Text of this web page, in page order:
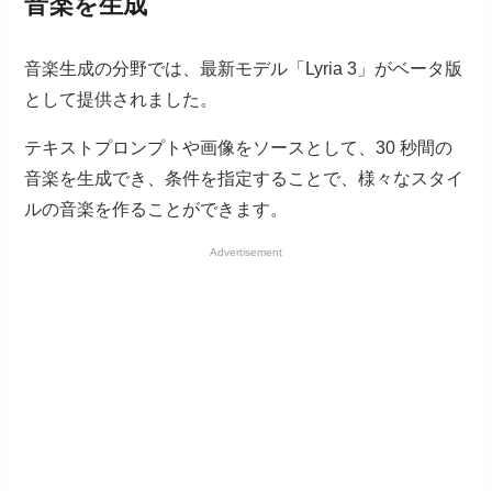
音楽生成の分野では、最新モデル「Lyria 3」がベータ版
として提供されました。
テキストプロンプトや画像をソースとして、30 秒間の
音楽を生成でき、条件を指定することで、様々なスタイ
ルの音楽を作ることができます。
Advertisement